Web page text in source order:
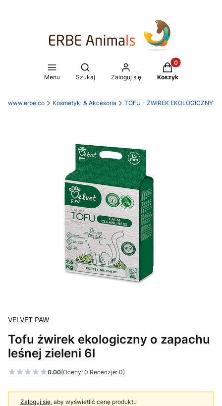
Menu
Otwórz wyszukiwarkę
Szukaj Zaloguj się
Produkty w
Koszyk
www.erbe.co Kosmetyki & Akcesoria TOFU - ŻWIREK EKOLOGICZNY
VELVET PAW
Tofu żwirek ekologiczny o zapachu
leśnej zieleni 6l
0.00(Oceny: 0 Recenzje: 0)
Zaloguj się, aby wyświetlić cenę produktu